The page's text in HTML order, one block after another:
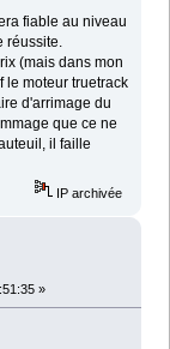
fiable au niveau
réussite.
(mais dans mon
le moteur truetrack
d'arrimage du
que ce ne
il faille
IP archivée
»